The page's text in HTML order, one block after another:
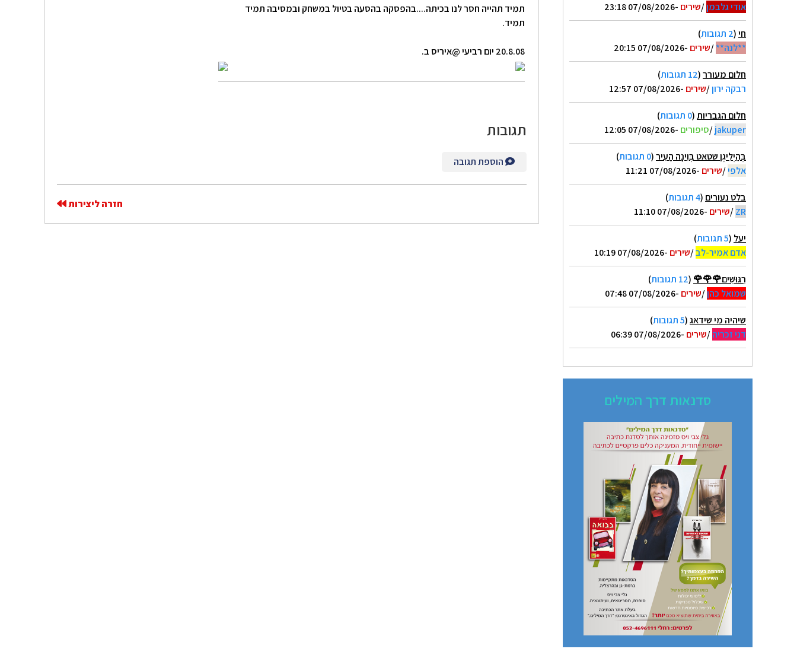
אודי גלבמן/שירים -07/08/2026 23:18
חי(2 תגובות
)
**לנה**/שירים -07/08/2026 20:15
חלום מעורר(12 תגובות
)
רבקה ירון/שירים -07/08/2026 12:57
חלום הגבריות(0 תגובות
)
jakuper
/סיפורים -07/08/2026 12:05
בְּהַיְלִיגֶן שטאט בְּוִינָה הָעִיר(0 תגובות
)
אלפי/שירים -07/08/2026 11:21
בלט נעורים (4 תגובות
)
ZR
/שירים -07/08/2026 11:10
יעל (5 תגובות
)
אדם אמיר-לב/שירים -07/08/2026 10:19
רִגּוּשִׁים🌹🌹🌹 (12 תגובות
)
שמואל כהן/שירים -07/08/2026 07:48
שיהיה מי שידאג(5 תגובות
)
דני זכריה/שירים -07/08/2026 06:39
סדנאות דרך המילים
תמיד תהייה חסר לנו בכיתה....בהפסקה בהסעה בטיול במשחק ובמסיבה תמיד
תמיד.
20.8.08 יום רביעי @איריס ב.
תגובות
הוספת תגובה
חזרה ליצירות